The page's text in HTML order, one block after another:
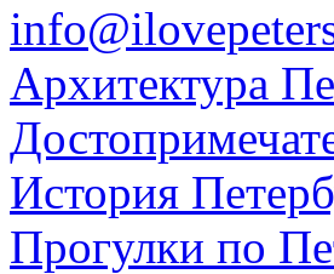
Архитектура
История
Прогулки по